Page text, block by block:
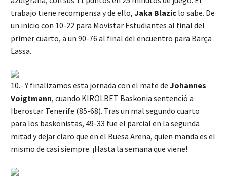
trabajo tiene recompensa y de ello, Jaka Blazic lo sabe. De
un inicio con 10-22 para Movistar Estudiantes al final del
primer cuarto, a un 90-76 al final del encuentro para Barça
Lassa.
10.- Y finalizamos esta jornada con el mate de Johannes
Voigtmann, cuando KIROLBET Baskonia sentenció a
Iberostar Tenerife (85-68). Tras un mal segundo cuarto
para los baskonistas, 49-33 fue el parcial en la segunda
mitad y dejar claro que en el Buesa Arena, quien manda es el
mismo de casi siempre. ¡Hasta la semana que viene!